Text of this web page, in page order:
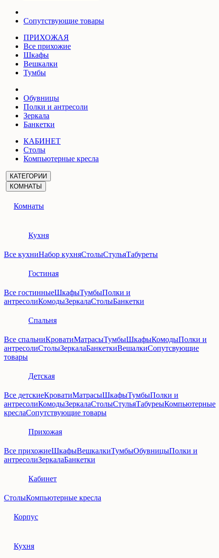
Сопутствующие товары
ПРИХОЖАЯ
Все прихожие
Шкафы
Вешкалки
Тумбы
Обувницы
Полки и антресоли
Зеркала
Банкетки
КАБИНЕТ
Столы
Компьютерные кресла
КАТЕГОРИИ
КОМНАТЫ
Комнаты
Кухня
Все кухниНабор кухняСтолыСтульяТабуреты
Гостиная
Все гостинныеШкафыТумбыПолки и
антресолиКомодыЗеркалаСтолыБанкетки
Спальня
Все спальниКроватиМатрасыТумбыШкафыКомодыПолки и
антресолиСтолыЗеркалаБанкеткиВешалкиСопутсвующие
товары
Детская
Все детскиеКроватиМатрасыШкафыТумбыПолки и
антресолиКомодыЗеркалаСтолыСтульяТабуреыКомпьютерные
креслаСопутствующие товары
Прихожая
Все прихожиеШкафыВешкалкиТумбыОбувницыПолки и
антресолиЗеркалаБанкетки
Кабинет
СтолыКомпьютерные кресла
Корпус
Кухня